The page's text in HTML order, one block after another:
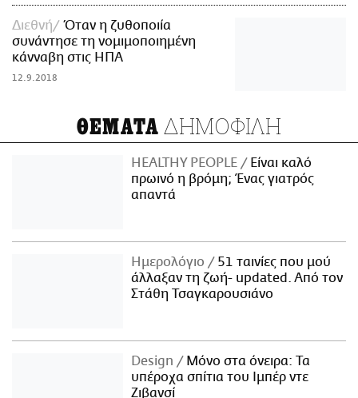
Διεθνή
Όταν η ζυθοποιία
συνάντησε τη νομιμοποιημένη
κάνναβη στις ΗΠΑ
12.9.2018
ΘΕΜΑΤΑ ΔΗΜΟΦΙΛΗ
HEALTHY PEOPLE
Είναι καλό
πρωινό η βρόμη; Ένας γιατρός
απαντά
Ημερολόγιο
51 ταινίες που μού
άλλαξαν τη ζωή- updated. Aπό τον
Στάθη Τσαγκαρουσιάνο
Design
Μόνο στα όνειρα: Τα
υπέροχα σπίτια του Ιμπέρ ντε
Ζιβανσί